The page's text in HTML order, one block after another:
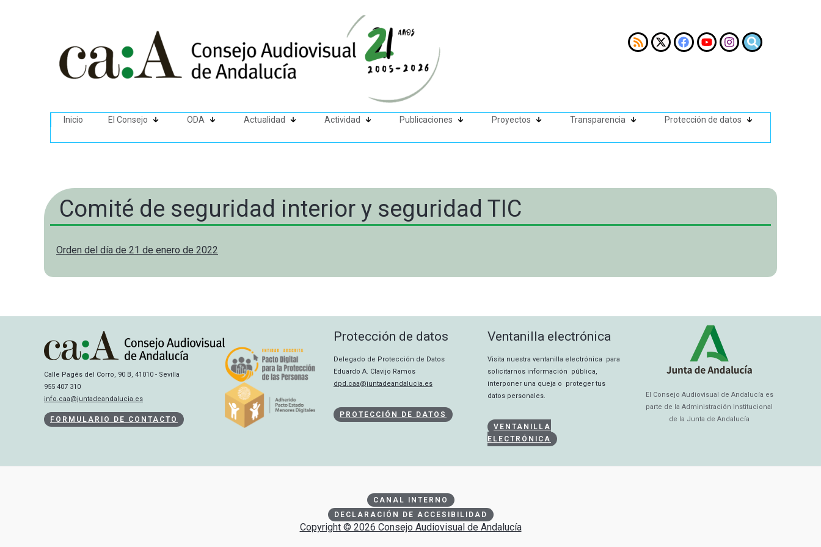
Inicio El Consejo ODA Actualidad Actividad Publicaciones Proyectos Transparencia Protección de datos
Comité de seguridad interior y seguridad TIC
Orden del día de 21 de enero de 2022
Calle Pagés del Corro, 90 B, 41010 - Sevilla
955 407 310
info.caa@juntadeandalucia.es
FORMULARIO DE CONTACTO
Protección de datos
Delegado de Protección de Datos
Eduardo A. Clavijo Ramos
dpd.caa@juntadeandalucia.es
PROTECCIÓN DE DATOS
Ventanilla electrónica
Visita nuestra ventanilla electrónica para
solicitarnos información pública,
interponer una queja o proteger tus
datos personales.
VENTANILLA
ELECTRÓNICA
El Consejo Audiovisual de Andalucía es
parte de la Administración Institucional
de la Junta de Andalucía
CANAL INTERNO
DECLARACIÓN DE ACCESIBILIDAD
Copyright © 2026 Consejo Audiovisual de Andalucía